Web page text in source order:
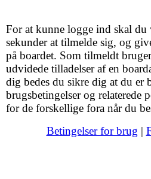
For at kunne logge ind skal
sekunder at tilmelde sig, og
på boardet. Som tilmeldt
udvidede tilladelser af en
dig bedes du sikre dig at du er
brugsbetingelser og relaterede
for de forskellige fora når du
Betingelser for brug |